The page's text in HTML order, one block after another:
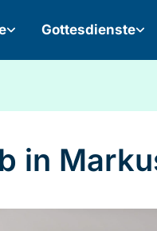
Gottesdienste
in